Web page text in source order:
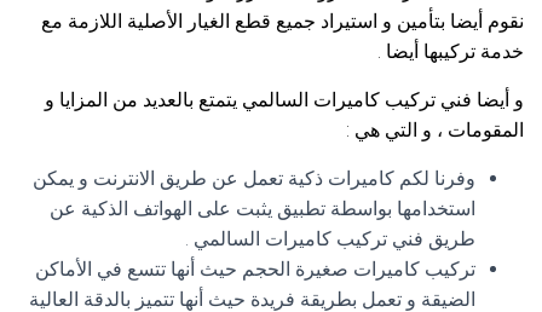
نقوم أيضا بتأمين و استيراد جميع قطع الغيار الأصلية اللازمة مع
خدمة تركيبها أيضا .
و أيضا فني تركيب كاميرات السالمي يتمتع بالعديد من المزايا و
المقومات ، و التي هي :
وفرنا لكم كاميرات ذكية تعمل عن طريق الانترنت و يمكن
استخدامها بواسطة تطبيق يثبت على الهواتف الذكية عن
طريق فني تركيب كاميرات السالمي .
تركيب كاميرات صغيرة الحجم حيث أنها تتسع في الأماكن
الضيقة و تعمل بطريقة فريدة حيث أنها تتميز بالدقة العالية